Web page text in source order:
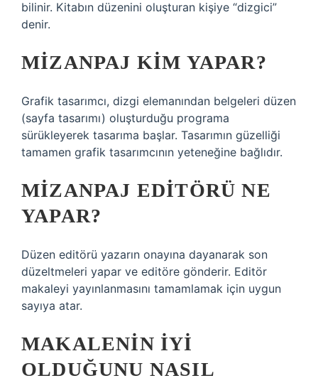
bilinir. Kitabın düzenini oluşturan kişiye “dizgici”
denir.
MIZANPAJ KIM YAPAR?
Grafik tasarımcı, dizgi elemanından belgeleri düzen
(sayfa tasarımı) oluşturduğu programa
sürükleyerek tasarıma başlar. Tasarımın güzelliği
tamamen grafik tasarımcının yeteneğine bağlıdır.
MIZANPAJ EDITÖRÜ NE
YAPAR?
Düzen editörü yazarın onayına dayanarak son
düzeltmeleri yapar ve editöre gönderir. Editör
makaleyi yayınlanmasını tamamlamak için uygun
sayıya atar.
MAKALENIN IYI
OLDUĞUNU NASIL